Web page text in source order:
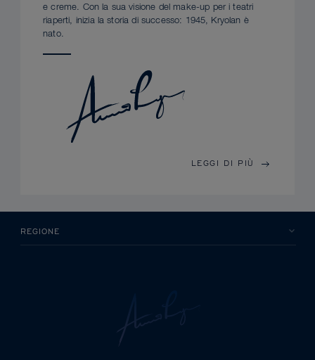
e creme. Con la sua visione del make-up per i teatri
riaperti, inizia la storia di successo: 1945, Kryolan è
nato.
LEGGI DI PIÙ
REGIONE